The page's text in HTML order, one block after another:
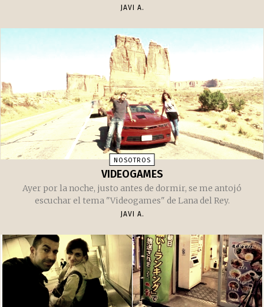
JAVI A.
NOSOTROS
VIDEOGAMES
Ayer por la noche, justo antes de dormir, se me antojó
escuchar el tema "Videogames" de Lana del Rey.
JAVI A.